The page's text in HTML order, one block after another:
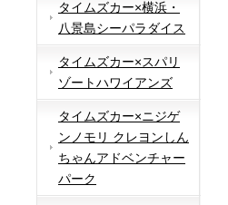
タイムズカー×横浜・
八景島シーパラダイス
タイムズカー×スパリ
ゾートハワイアンズ
タイムズカー×ニジゲ
ンノモリ クレヨンしん
ちゃんアドベンチャー
パーク